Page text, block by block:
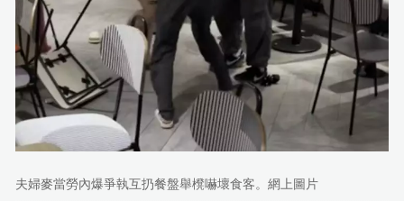
夫婦麥當勞內爆爭執互扔餐盤舉櫈嚇壞食客。網上圖片